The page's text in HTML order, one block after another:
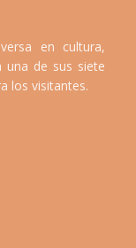
en cultura,
una de sus siete
los visitantes.